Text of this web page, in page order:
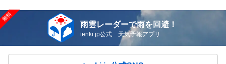
雨雲レーダーで雨を回避！
tenki.jp公式 天気予報アプリ